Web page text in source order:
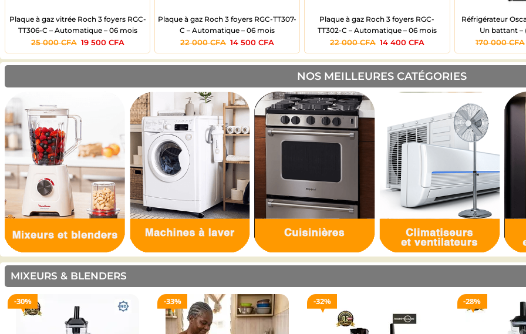
Plaque à gaz vitrée Roch 3 foyers RGC-
TT306-C – Automatique – 06 mois
25 000CFA 19 500 CFA
Plaque à gaz Roch 3 foyers RGC-TT307-
C – Automatique – 06 mois
22 000CFA 14 500CFA
Plaque à gaz Roch 3 foyers RGC-
TT302-C – Automatique – 06 mois
22 000CFA 14 400 CFA
Réfrigérateur
Un battant –
170 000CFA
NOS MEILLEURES CATÉGORIES
MIXEURS & BLENDERS
30% 33% 32% 28%